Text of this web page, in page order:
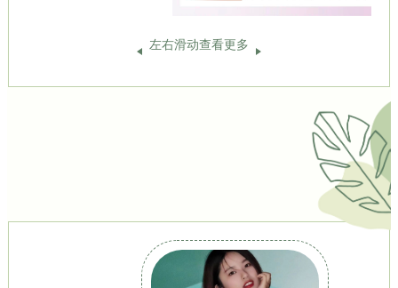
左右滑动查看更多